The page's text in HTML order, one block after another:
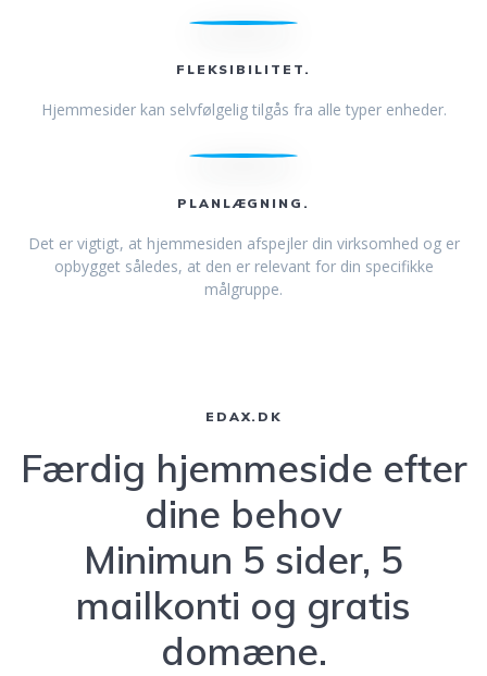
FLEKSIBILITET.
Hjemmesider kan selvfølgelig tilgås fra alle typer enheder.
PLANLÆGNING.
Det er vigtigt, at hjemmesiden afspejler din virksomhed og er
opbygget således, at den er relevant for din specifikke
målgruppe.
EDAX.DK
Færdig hjemmeside efter
dine behov
Minimun 5 sider, 5
mailkonti og gratis
domæne.